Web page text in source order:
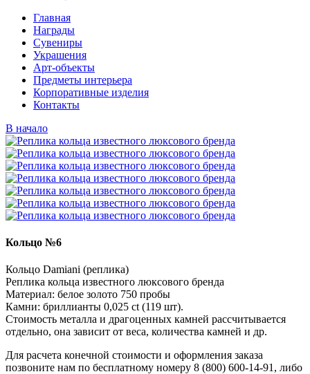
Главная
Награды
Сувениры
Украшения
Арт-объекты
Предметы интерьера
Корпоративные изделия
Контакты
В начало
Кольцо №6
Кольцо Damiani (реплика)
Реплика кольца известного люксового бренда
Материал: белое золото 750 пробы
Камни: бриллианты 0,025 ct (119 шт).
Стоимость металла и драгоценных камней рассчитывается
отдельно, она зависит от веса, количества камней и др.
Для расчета конечной стоимости и оформления заказа
позвоните нам по бесплатному номеру 8 (800) 600-14-91, либо